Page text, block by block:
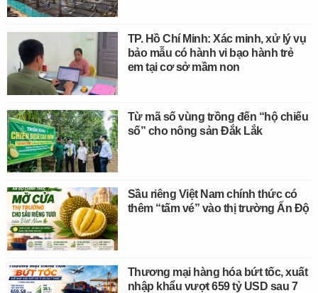
TP. Hồ Chí Minh: Xác minh, xử lý vụ
bảo mẫu có hành vi bạo hành trẻ
em tại cơ sở mầm non
Từ mã số vùng trồng đến “hộ chiếu
số” cho nông sản Đắk Lắk
Sầu riêng Việt Nam chính thức có
thêm “tấm vé” vào thị trường Ấn Độ
Thương mại hàng hóa bứt tốc, xuất
nhập khẩu vượt 659 tỷ USD sau 7